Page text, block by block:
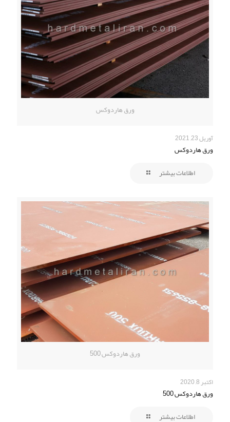
ورق هاردوکس
آوریل 23, 2021
ورق هاردوکس
اطلاعات بیشتر
ورق هاردوکس 500
اکتبر 8, 2020
ورق هاردوکس 500
اطلاعات بیشتر